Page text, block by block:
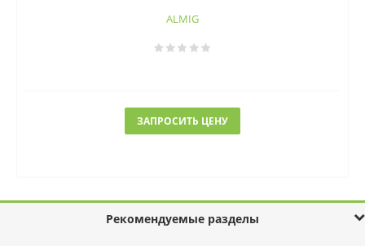
ALMIG
ЗАПРОСИТЬ ЦЕНУ
Рекомендуемые разделы